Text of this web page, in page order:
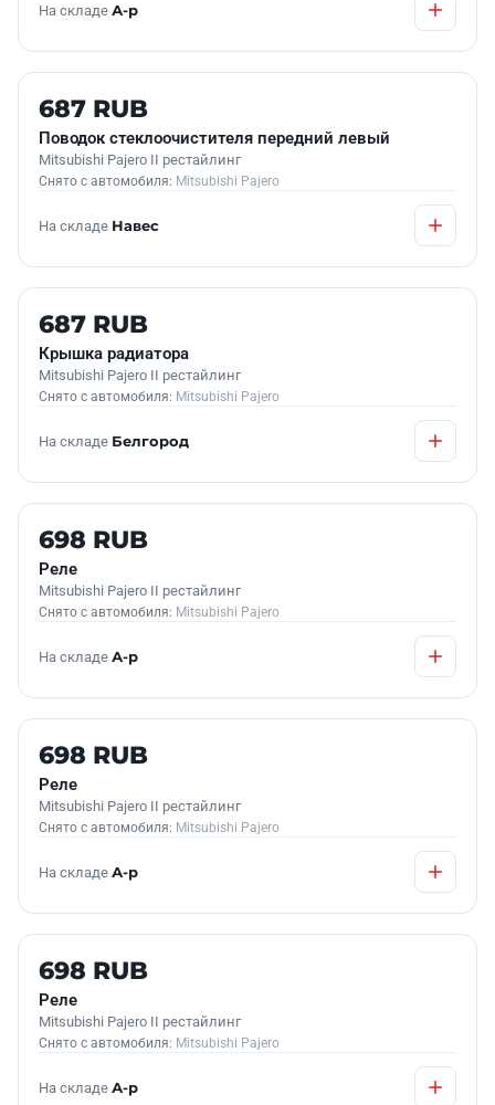
На складе А-р
Б/У В НАЛИЧИИ
687 RUB
Поводок стеклоочистителя передний левый
Mitsubishi Pajero II рестайлинг
Снято с автомобиля: Mitsubishi Pajero
На складе Навес
Б/У В НАЛИЧИИ
687 RUB
Крышка радиатора
Mitsubishi Pajero II рестайлинг
Снято с автомобиля: Mitsubishi Pajero
На складе Белгород
Б/У В НАЛИЧИИ
698 RUB
Реле
Mitsubishi Pajero II рестайлинг
Снято с автомобиля: Mitsubishi Pajero
На складе А-р
Б/У В НАЛИЧИИ
698 RUB
Реле
Mitsubishi Pajero II рестайлинг
Снято с автомобиля: Mitsubishi Pajero
На складе А-р
Б/У В НАЛИЧИИ
698 RUB
Реле
Mitsubishi Pajero II рестайлинг
Снято с автомобиля: Mitsubishi Pajero
На складе А-р